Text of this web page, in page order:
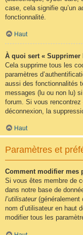
case, cela signifie qu’un
fonctionnalité.
Haut
À quoi sert « Supprimer
Cela supprime tous les
paramètres
aussi des fonctionnalités
messages (lu ou non lu)
forum. Si vous
déconnexion, la
Haut
Paramètres et
Comment modifier mes
Si vous êtes membre de
dans notre base de
l’utilisateur(généralement
nom d’utilisateur en haut
modifier tous les